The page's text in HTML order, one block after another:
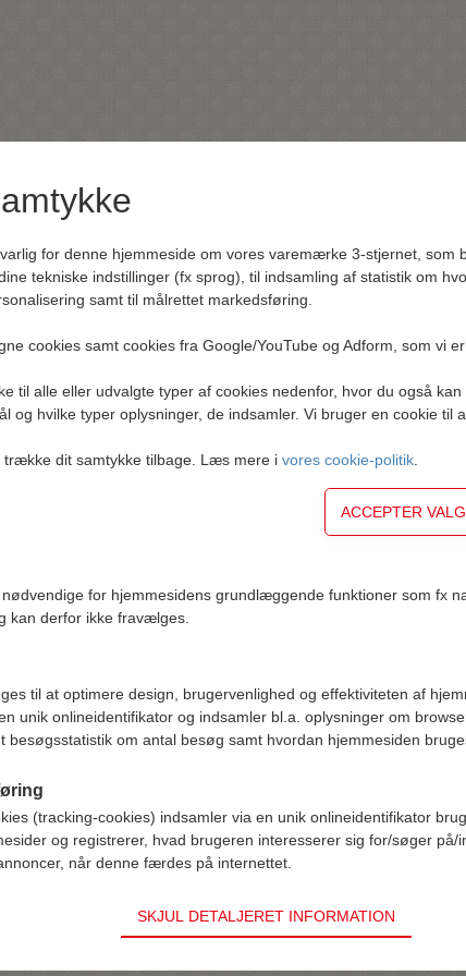
originale salami, 1400g
INDSTILLINGER FOR COOKIE-SAMTYKKE
for denne hjemmeside om vores varemærke 3-stjernet, som
tekniske indstillinger (fx sprog), til indsamling af statistik om
samt til målrettet markedsføring.
cookies samt cookies fra Google/YouTube og Adform, som vi
til alle eller udvalgte typer af cookies nedenfor, hvor du også
og hvilke typer oplysninger, de indsamler. Vi bruger en cookie til
trække dit samtykke tilbage. Læs mere i vores cookie-politik
for hjemmesidens grundlæggende funktioner som fx
kan derfor ikke fravælges.
til at optimere design, brugervenlighed og effektiviteten af
unik onlineidentifikator og indsamler bl.a. oplysninger om
besøgsstatistik om antal besøg samt hvordan hjemmesiden
(tracking-cookies) indsamler via en unik onlineidentifikator
og registrerer, hvad brugeren interesserer sig for/søger på/
når denne færdes på internettet.
SKJUL DETALJERET INFORMATION